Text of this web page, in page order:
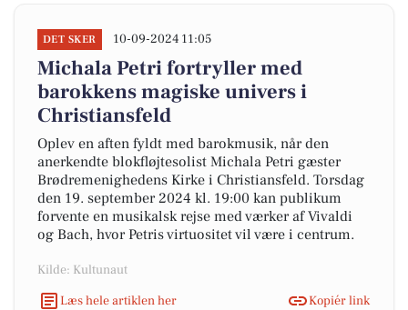
DET SKER 10-09-2024 11:05
Michala Petri fortryller med
barokkens magiske univers i
Christiansfeld
Oplev en aften fyldt med barokmusik, når den
anerkendte blokfløjtesolist Michala Petri gæster
Brødremenighedens Kirke i Christiansfeld. Torsdag
den 19. september 2024 kl. 19:00 kan publikum
forvente en musikalsk rejse med værker af Vivaldi
og Bach, hvor Petris virtuositet vil være i centrum.
Kilde: Kultunaut
Læs hele artiklen her
Kopiér link